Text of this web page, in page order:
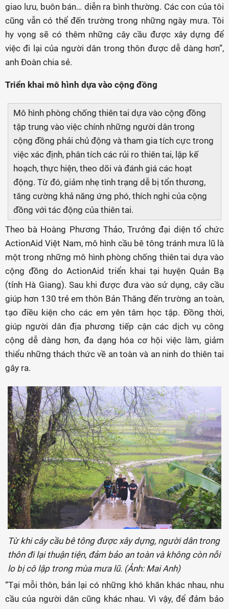
giao lưu, buôn bán… diễn ra bình thường. Các con của tôi
cũng vẫn có thể đến trường trong những ngày mưa. Tôi
hy vọng sẽ có thêm những cây cầu được xây dựng để
việc đi lại của người dân trong thôn được dễ dàng hơn”,
anh Đoàn chia sẻ.
Triển khai mô hình dựa vào cộng đồng
Mô hình phòng chống thiên tai dựa vào cộng đồng
tập trung vào việc chính những người dân trong
cộng đồng phải chủ động và tham gia tích cực trong
việc xác định, phân tích các rủi ro thiên tai, lập kế
hoạch, thực hiện, theo dõi và đánh giá các hoạt
động. Từ đó, giảm nhẹ tình trạng dễ bị tổn thương,
tăng cường khả năng ứng phó, thích nghi của cộng
đồng với tác động của thiên tai.
Theo bà Hoàng Phương Thảo, Trưởng đại diện tổ chức
ActionAid Việt Nam, mô hình cầu bê tông tránh mưa lũ là
một trong những mô hình phòng chống thiên tai dựa vào
cộng đồng do ActionAid triển khai tại huyện Quản Bạ
(tỉnh Hà Giang). Sau khi được đưa vào sử dụng, cây cầu
giúp hơn 130 trẻ em thôn Bản Thăng đến trường an toàn,
tạo điều kiện cho các em yên tâm học tập. Đồng thời,
giúp người dân địa phương tiếp cận các dịch vụ công
cộng dễ dàng hơn, đa dạng hóa cơ hội việc làm, giảm
thiểu những thách thức về an toàn và an ninh do thiên tai
gây ra.
Từ khi cây cầu bê tông được xây dựng, người dân trong
thôn đi lại thuận tiện, đảm bảo an toàn và không còn nỗi
lo bị cô lập trong mùa mưa lũ. (Ảnh: Mai Anh)
“Tại mỗi thôn, bản lại có những khó khăn khác nhau, nhu
cầu của người dân cũng khác nhau. Vì vậy, để đảm bảo